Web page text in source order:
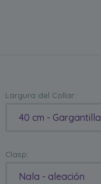
Largura del Collar:
40 cm - Gargantilla
Clasp:
Nala - aleación